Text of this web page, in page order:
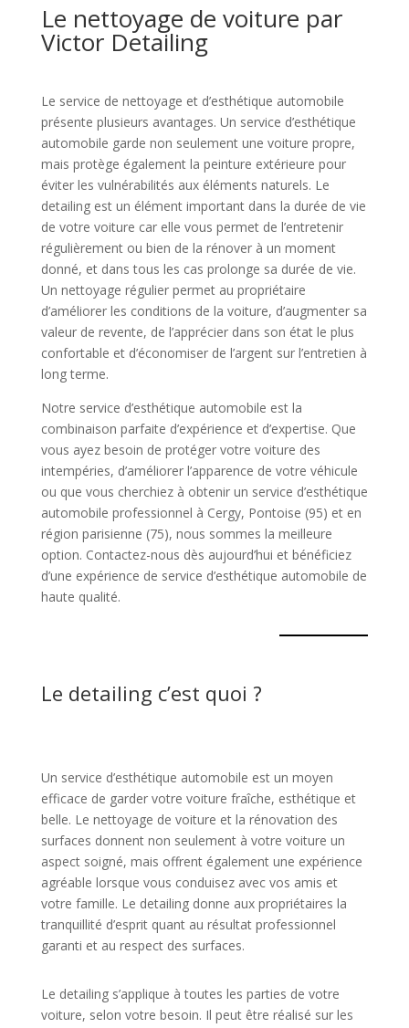
Le nettoyage de voiture par
Victor Detailing
Le service de nettoyage et d’esthétique automobile
présente plusieurs avantages. Un service d’esthétique
automobile garde non seulement une voiture propre,
mais protège également la peinture extérieure pour
éviter les vulnérabilités aux éléments naturels. Le
detailing est un élément important dans la durée de vie
de votre voiture car elle vous permet de l’entretenir
régulièrement ou bien de la rénover à un moment
donné, et dans tous les cas prolonge sa durée de vie.
Un nettoyage régulier permet au propriétaire
d’améliorer les conditions de la voiture, d’augmenter sa
valeur de revente, de l’apprécier dans son état le plus
confortable et d’économiser de l’argent sur l’entretien à
long terme.
Notre service d’esthétique automobile est la
combinaison parfaite d’expérience et d’expertise. Que
vous ayez besoin de protéger votre voiture des
intempéries, d’améliorer l’apparence de votre véhicule
ou que vous cherchiez à obtenir un service d’esthétique
automobile professionnel à Cergy, Pontoise (95) et en
région parisienne (75), nous sommes la meilleure
option. Contactez-nous dès aujourd’hui et bénéficiez
d’une expérience de service d’esthétique automobile de
haute qualité.
Le detailing c’est quoi ?
Un service d’esthétique automobile est un moyen
efficace de garder votre voiture fraîche, esthétique et
belle. Le nettoyage de voiture et la rénovation des
surfaces donnent non seulement à votre voiture un
aspect soigné, mais offrent également une expérience
agréable lorsque vous conduisez avec vos amis et
votre famille. Le detailing donne aux propriétaires la
tranquillité d’esprit quant au résultat professionnel
garanti et au respect des surfaces.
Le detailing s’applique à toutes les parties de votre
voiture, selon votre besoin. Il peut être réalisé sur les